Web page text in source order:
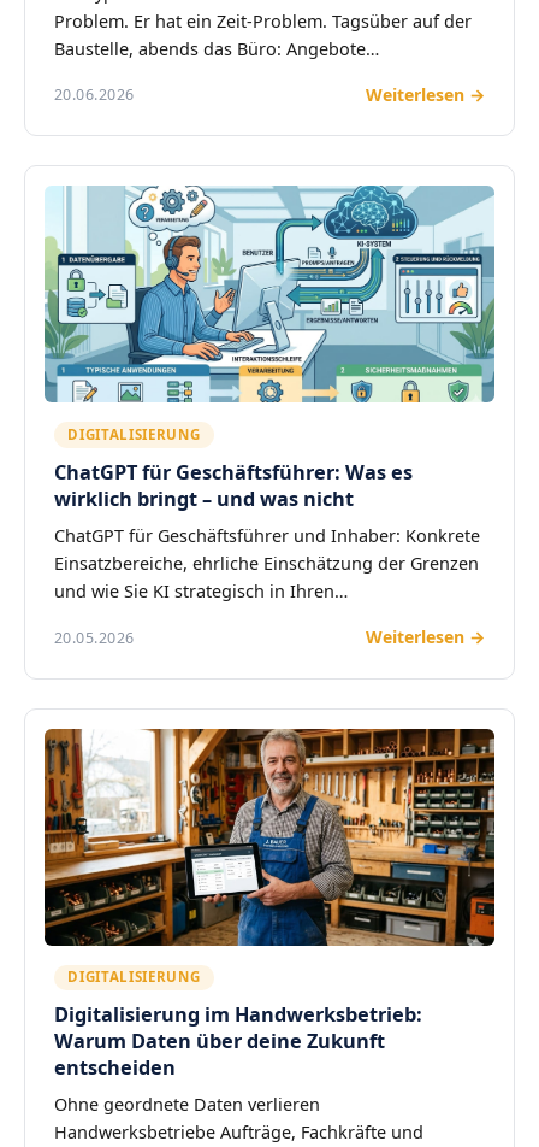
Problem. Er hat ein Zeit-Problem. Tagsüber auf der
Baustelle, abends das Büro: Angebote…
20.06.2026 Weiterlesen →
DIGITALISIERUNG
ChatGPT für Geschäftsführer: Was es
wirklich bringt – und was nicht
ChatGPT für Geschäftsführer und Inhaber: Konkrete
Einsatzbereiche, ehrliche Einschätzung der Grenzen
und wie Sie KI strategisch in Ihren…
20.05.2026 Weiterlesen →
DIGITALISIERUNG
Digitalisierung im Handwerksbetrieb:
Warum Daten über deine Zukunft
entscheiden
Ohne geordnete Daten verlieren
Handwerksbetriebe Aufträge, Fachkräfte und